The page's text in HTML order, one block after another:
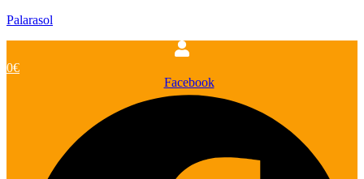
Palarasol
0€
Facebook